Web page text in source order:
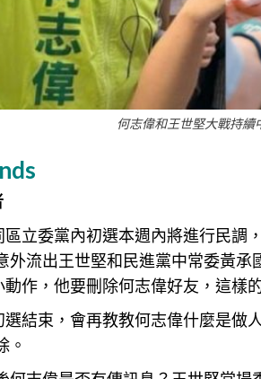
何志偉和王世堅大戰持續
區立委黨內初選本週內將進行民調
外流出王世堅和民進黨中常委黃承
作，他要刪除何志偉好友，這樣
結束，會再教教何志偉什麼是做
。